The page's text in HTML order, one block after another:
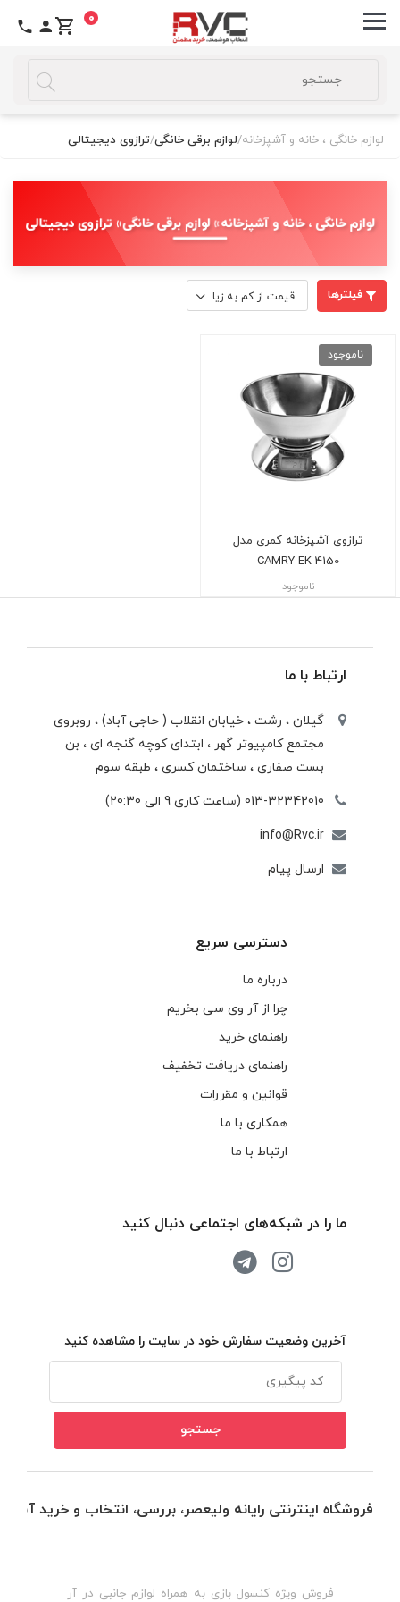
0
لوازم خانگی ، خانه و آشپزخانه/لوازم برقی خانگی/ترازوی دیجیتالی
لوازم خانگی ، خانه و آشپزخانه » لوازم برقی خانگی » ترازوی دیجیتالی
فیلترها
ناموجود
ترازوی آشپزخانه کمری مدل
CAMRY EK 4150
ناموجود
ارتباط با ما
گیلان ، رشت ، خيابان انقلاب ( حاجی آباد) ، روبروی
مجتمع كامپيوتر گهر ، ابتدای كوچه گنجه ای ، بن
بست صفاری ، ساختمان كسری ، طبقه سوم
013-32342010 (ساعت کاری 9 الی 20:30)
info@Rvc.ir
ارسال پیام
دسترسی سریع
درباره ما
چرا از آر وی سی بخریم
راهنمای خرید
راهنمای دریافت تخفیف
قوانین و مقررات
همکاری با ما
ارتباط با ما
ما را در شبکه‌های اجتماعی دنبال کنید
آخرین وضعیت سفارش خود در سایت را مشاهده کنید
فروشگاه اینترنتی رایانه ولیعصر، بررسی، انتخاب و خرید
فروش ویژه کنسول بازی به همراه لوازم جانبی در آر